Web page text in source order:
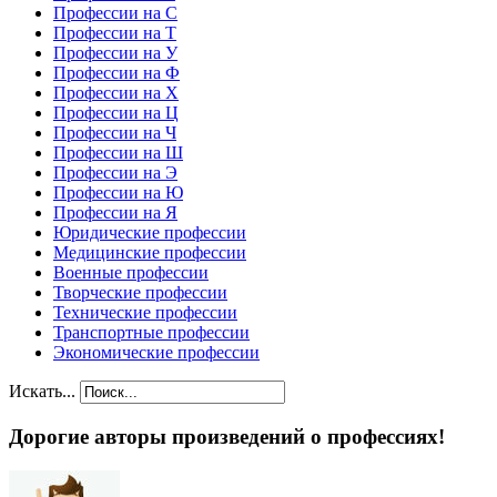
Профессии на С
Профессии на Т
Профессии на У
Профессии на Ф
Профессии на Х
Профессии на Ц
Профессии на Ч
Профессии на Ш
Профессии на Э
Профессии на Ю
Профессии на Я
Юридические профессии
Медицинские профессии
Военные профессии
Творческие профессии
Технические профессии
Транспортные профессии
Экономические профессии
Искать...
Дорогие авторы произведений о профессиях!